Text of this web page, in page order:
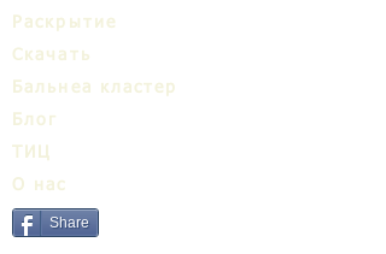
Раскрытие
Cкачать
Бальнеa кластер
Блог
ТИЦ
О нас
Share